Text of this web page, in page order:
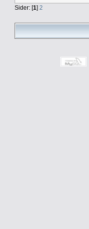
Sider: [1] 2